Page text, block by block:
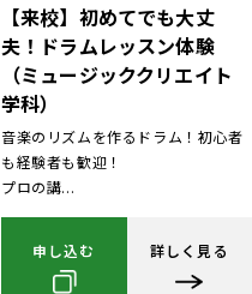
【来校】初めてでも大丈
夫！ドラムレッスン体験
（ミュージッククリエイト
学科）
音楽のリズムを作るドラム！初心者
も経験者も歓迎！
プロの講...
申し込む 詳しく見る